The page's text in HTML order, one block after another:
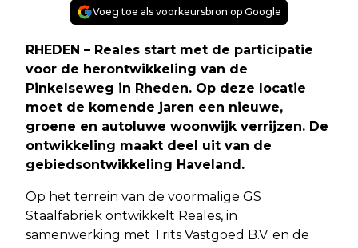
Voeg toe als voorkeursbron op Google
RHEDEN – Reales start met de participatie
voor de herontwikkeling van de
Pinkelseweg in Rheden. Op deze locatie
moet de komende jaren een nieuwe,
groene en autoluwe woonwijk verrijzen. De
ontwikkeling maakt deel uit van de
gebiedsontwikkeling Haveland.
Op het terrein van de voormalige GS
Staalfabriek ontwikkelt Reales, in
samenwerking met Trits Vastgoed B.V. en de